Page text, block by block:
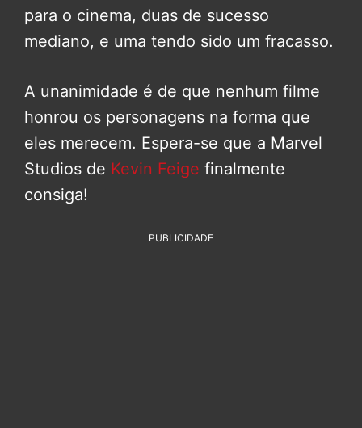
para o cinema, duas de sucesso
mediano, e uma tendo sido um fracasso.
A unanimidade é de que nenhum filme
honrou os personagens na forma que
eles merecem. Espera-se que a Marvel
Studios de Kevin Feige finalmente
consiga!
PUBLICIDADE